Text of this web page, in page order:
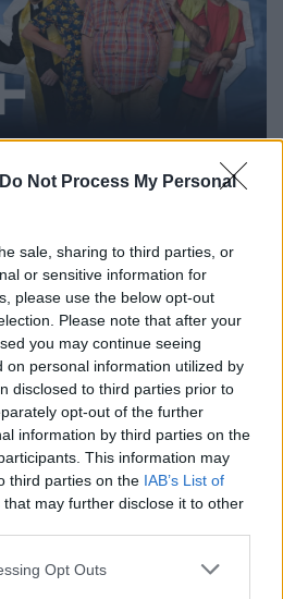
Do Not Process My Personal
sale, sharing to third parties, or
or sensitive information for
please use the below opt-out
Please note that after your
you may continue seeing
on personal information utilized by
disclosed to third parties prior to
opt-out of the further
information by third parties on the
This information may
third parties on the IAB’s List of
that may further disclose it to other
app uses one or more Google
Opt Outs
az RTL+ Premiumon!
RTL.hu az elsők között
a friss hírekről a